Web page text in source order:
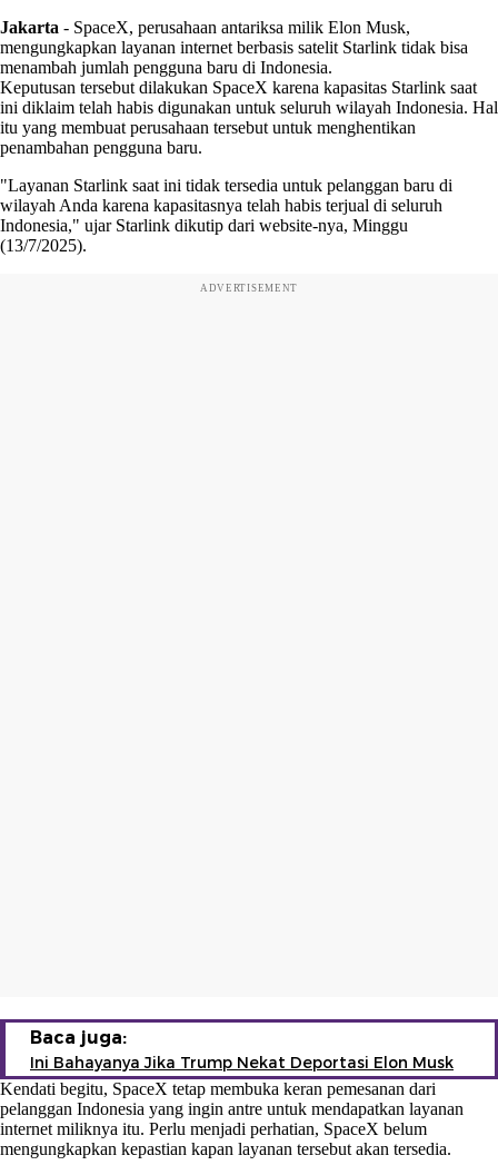
Jakarta - SpaceX, perusahaan antariksa milik Elon Musk,
mengungkapkan layanan internet berbasis satelit Starlink tidak bisa
menambah jumlah pengguna baru di Indonesia.
Keputusan tersebut dilakukan SpaceX karena kapasitas Starlink saat
ini diklaim telah habis digunakan untuk seluruh wilayah Indonesia. Hal
itu yang membuat perusahaan tersebut untuk menghentikan
penambahan pengguna baru.
"Layanan Starlink saat ini tidak tersedia untuk pelanggan baru di
wilayah Anda karena kapasitasnya telah habis terjual di seluruh
Indonesia," ujar Starlink dikutip dari website-nya, Minggu
(13/7/2025).
ADVERTISEMENT
Baca juga:
Ini Bahayanya Jika Trump Nekat Deportasi Elon Musk
Kendati begitu, SpaceX tetap membuka keran pemesanan dari
pelanggan Indonesia yang ingin antre untuk mendapatkan layanan
internet miliknya itu. Perlu menjadi perhatian, SpaceX belum
mengungkapkan kepastian kapan layanan tersebut akan tersedia.